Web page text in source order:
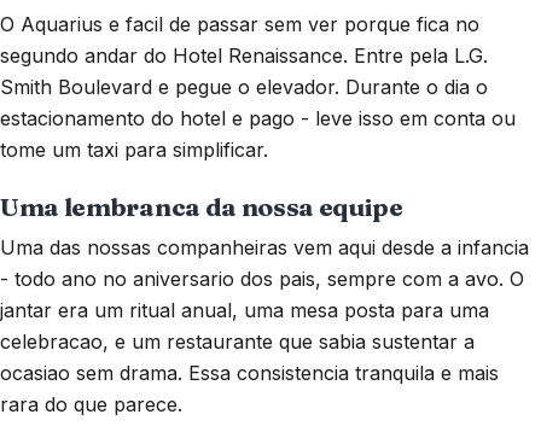
O Aquarius e facil de passar sem ver porque fica no
segundo andar do Hotel Renaissance. Entre pela L.G.
Smith Boulevard e pegue o elevador. Durante o dia o
estacionamento do hotel e pago - leve isso em conta ou
tome um taxi para simplificar.
Uma lembranca da nossa equipe
Uma das nossas companheiras vem aqui desde a infancia
- todo ano no aniversario dos pais, sempre com a avo. O
jantar era um ritual anual, uma mesa posta para uma
celebracao, e um restaurante que sabia sustentar a
ocasiao sem drama. Essa consistencia tranquila e mais
rara do que parece.